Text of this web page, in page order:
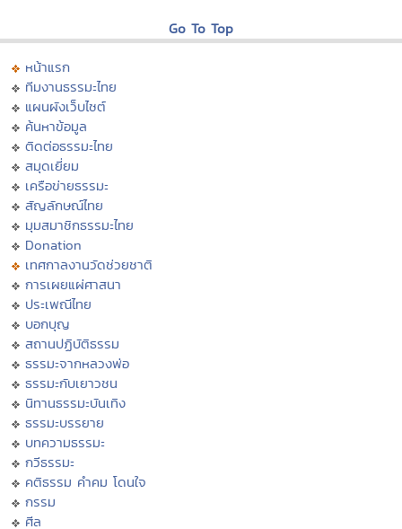
Go To Top
หน้าแรก
ทีมงานธรรมะไทย
แผนผังเว็บไซต์
ค้นหาข้อมูล
ติดต่อธรรมะไทย
สมุดเยี่ยม
เครือข่ายธรรมะ
สัญลักษณ์ไทย
มุมสมาชิกธรรมะไทย
Donation
เทศกาลงานวัดช่วยชาติ
การเผยแผ่ศาสนา
ประเพณีไทย
บอกบุญ
สถานปฏิบัติธรรม
ธรรมะจากหลวงพ่อ
ธรรมะกับเยาวชน
นิทานธรรมะบันเทิง
ธรรมะบรรยาย
บทความธรรมะ
กวีธรรมะ
คติธรรม คำคม โดนใจ
กรรม
ศีล